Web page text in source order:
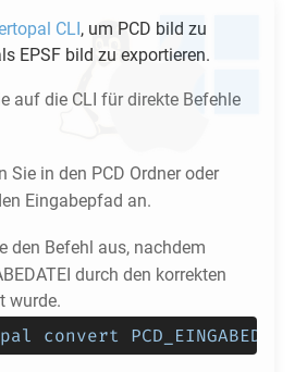
CLI, um PCD bild zu
EPSF bild zu exportieren.
auf die CLI für direkte Befehle
Sie in den PCD Ordner oder
Eingabepfad an.
den Befehl aus, nachdem
durch den korrekten
wurde.
convert